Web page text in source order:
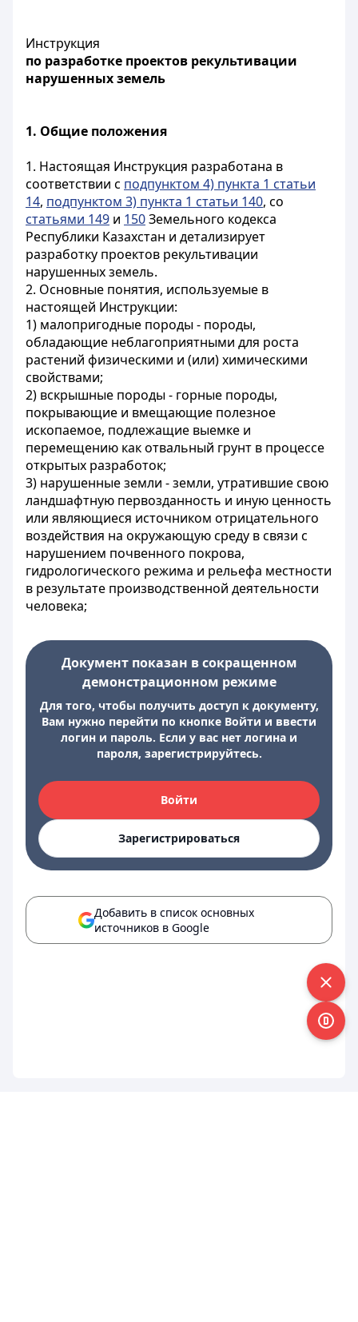
Инструкция
по разработке проектов рекультивации
нарушенных земель
1. Общие положения
1. Настоящая Инструкция разработана в
соответствии с подпунктом 4) пункта 1 статьи
14, подпунктом 3) пункта 1 статьи 140, со
статьями 149 и 150Земельного кодекса
Республики Казахстан и детализирует
разработку проектов рекультивации
нарушенных земель.
2. Основные понятия, используемые в
настоящей Инструкции:
1) малопригодные породы - породы,
обладающие неблагоприятными для роста
растений физическими и (или) химическими
свойствами;
2) вскрышные породы - горные породы,
покрывающие и вмещающие полезное
ископаемое, подлежащие выемке и
перемещению как отвальный грунт в процессе
открытых разработок;
3) нарушенные земли - земли, утратившие свою
ландшафтную первозданность и иную ценность
или являющиеся источником отрицательного
воздействия на окружающую среду в связи с
нарушением почвенного покрова,
гидрологического режима и рельефа местности
в результате производственной деятельности
человека;
Документ показан в сокращенном
демонстрационном режиме
Для того, чтобы получить доступ к документу,
Вам нужно перейти по кнопке Войти и ввести
логин и пароль. Если у вас нет логина и
пароля, зарегистрируйтесь.
Войти
Зарегистрироваться
Добавить в список основных
источников в Google